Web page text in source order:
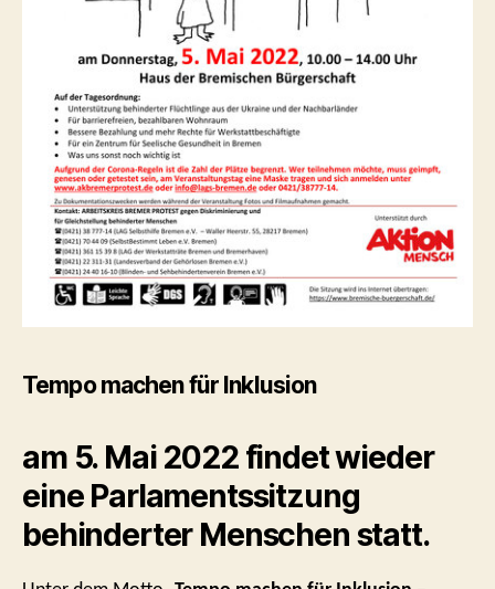
Tempo machen für Inklusion
am 5. Mai 2022 findet wieder
eine Parlamentssitzung
behinderter Menschen statt.